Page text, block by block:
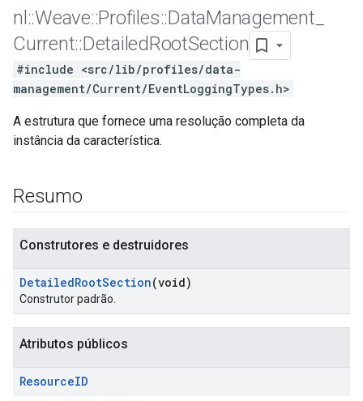
nl ::Weave::Profiles::DataManagement
Current::DetailedRootSection
#include <src/lib/profiles/data-
management/Current/EventLoggingTypes.h>
A estrutura que fornece uma resolução completa da
instância da característica.
Resumo
Construtores e destruidores
DetailedRootSection(void)
Construtor padrão.
Atributos públicos
ResourceID